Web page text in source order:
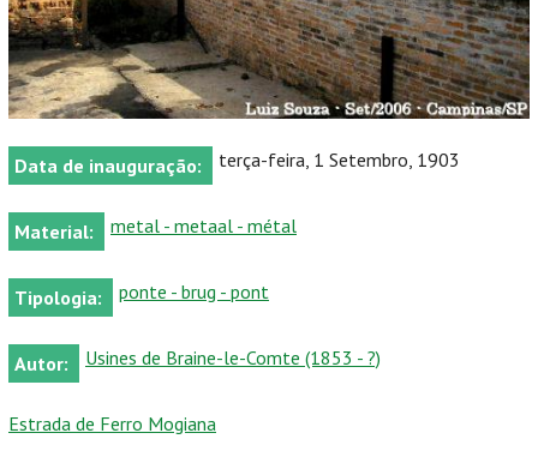
Data de inauguração: terça-feira, 1 Setembro, 1903
Material: metal - metaal - métal
Tipologia: ponte - brug - pont
Autor: Usines de Braine-le-Comte (1853 - ?)
Estrada de Ferro Mogiana